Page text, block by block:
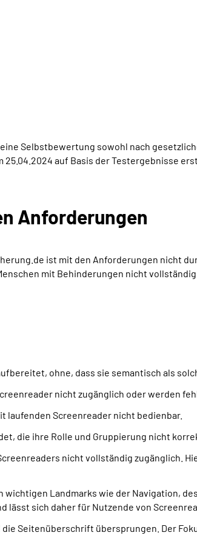
Selbstbewertung sowohl nach
25.04.2024 auf Basis der Testergebnisse
Anforderungen
ist mit den Anforderungen nicht
mit Behinderungen nicht vollständig
ohne, dass sie semantisch als
nicht zugänglich oder werden
laufenden Screenreader nicht bedienbar.
die ihre Rolle und Gruppierung nicht
nicht vollständig zugänglich.
Landmarks wie der Navigation,
lässt sich daher für Nutzende von
Seitenüberschrift übersprungen. Der